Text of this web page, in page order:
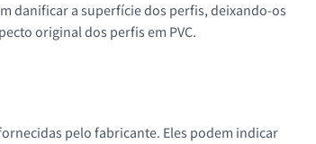
danificar a superfície dos perfis, deixando-os
original dos perfis em PVC.
pelo fabricante. Eles podem indicar